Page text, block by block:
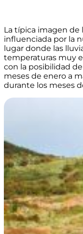
La típica imagen de
influenciada por la
lugar donde las
temperaturas muy
con la posibilidad
meses de enero a
durante los meses